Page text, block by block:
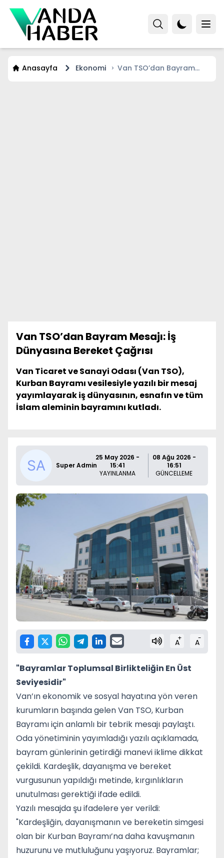
Anasayfa Ekonomi
Van TSO’dan Bayram
Van TSO’dan Bayram Mesajı: İş
Dünyasına Bereket Çağrısı
Van Ticaret ve Sanayi Odası (Van TSO),
Kurban Bayramı vesilesiyle yazılı bir mesaj
yayımlayarak iş dünyasının, esnafın ve tüm
İslam aleminin bayramını kutladı.
Super Admin
25 May 2026 -
15:41
YAYINLANMA
08 Ağu 2026 -
16:51
GÜNCELLEME
A+ A-
"Bayramlar Toplumsal Birlikteliğin En Üst
Seviyesidir"
Van’ın ekonomik ve sosyal hayatına yön veren
kurumların başında gelen Van TSO, Kurban
Bayramı için anlamlı bir tebrik mesajı paylaştı.
Oda yönetiminin yayımladığı yazılı açıklamada,
bayram günlerinin getirdiği manevi iklime dikkat
çekildi. Kardeşlik, dayanışma ve bereket
vurgusunun yapıldığı metinde, kırgınlıkların
unutulması gerektiği ifade edildi.
Yazılı mesajda şu ifadelere yer verildi:
"Kardeşliğin, dayanışmanın ve bereketin simgesi
olan bir Kurban Bayramı’na daha kavuşmanın
huzurunu ve mutluluğunu yaşıyoruz. Bayramlar;